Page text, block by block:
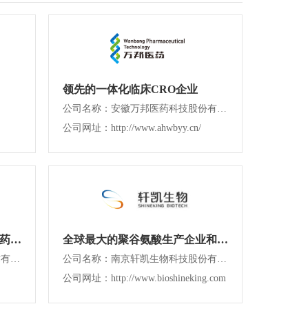
领先的一体化临床CRO企业
公司名称：安徽万邦医药科技股份有限公司
公司网址：http://www.ahwbyy.cn/
全球领先的天然全人源抗体新药研发企业
公司名称：珠海泰诺麦博生物技术有限公司
全球最大的聚谷氨酸生产企业和行业标准制定者
公司名称：南京轩凯生物科技股份有限公司
公司网址：http://www.bioshineking.com